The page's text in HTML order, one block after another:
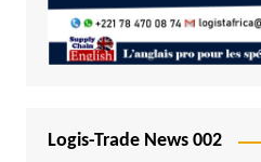
Logis-Trade News 002